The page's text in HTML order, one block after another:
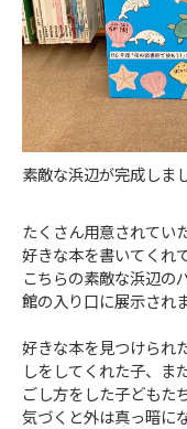
素敵な浜辺が完成しま
たくさん用意されてい
好きな本を書いてくれ
こちらの素敵な浜辺の
館の入り口に展示され
好きな本を見つけられ
しをしてくれた子、ま
ごし方をした子どもたち
気づくと外は真っ暗に